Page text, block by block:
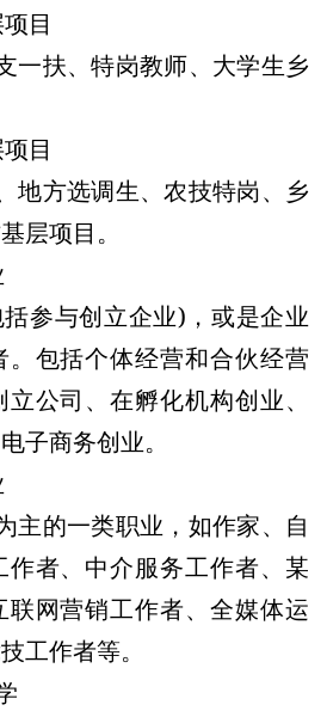
目
一扶、特岗教师、大学生乡
目
地方选调生、农技特岗、乡
层项目。
参与创立企业)，或是企业
包括个体经营和合伙经营
公司、在孵化机构创业、
子商务创业。
主的一类职业，如作家、自
者、中介服务工作者、某
网营销工作者、全媒体运
工作者等。